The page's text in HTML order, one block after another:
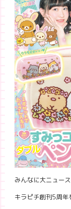
みんなに大ニュース
キラピチ創刊5周年